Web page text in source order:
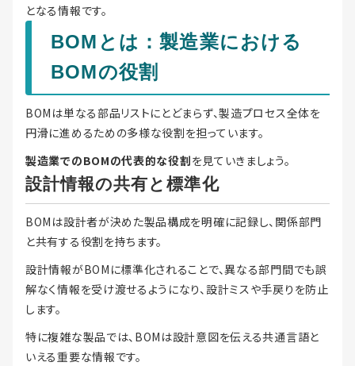
となる情報です。
BOMとは：製造業における
BOMの役割
BOMは単なる部品リストにとどまらず、製造プロセス全体を
円滑に進めるための多様な役割を担っています。
製造業でのBOMの代表的な役割を見ていきましょう。
設計情報の共有と標準化
BOMは設計者が決めた製品構成を明確に記録し、関係部門
と共有する役割を持ちます。
設計情報がBOMに標準化されることで、異なる部門間でも誤
解なく情報を受け渡せるようになり、設計ミスや手戻りを防止
します。
特に複雑な製品では、BOMは設計意図を伝える共通言語と
いえる重要な情報です。